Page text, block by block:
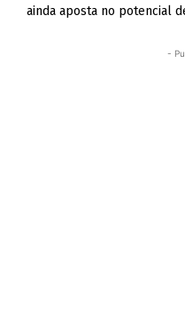
ainda aposta no potencial
-